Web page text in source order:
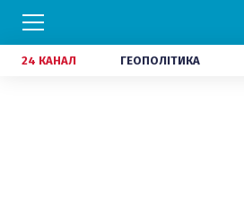
24 КАНАЛ ГЕОПОЛІТИКА